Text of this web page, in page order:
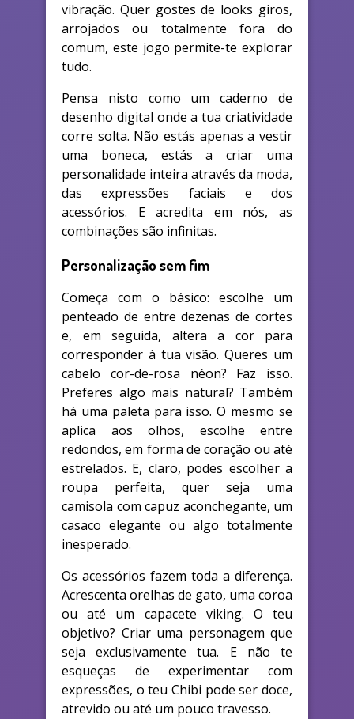
vibração. Quer gostes de looks giros,
arrojados ou totalmente fora do
comum, este jogo permite-te explorar
tudo.
Pensa nisto como um caderno de
desenho digital onde a tua criatividade
corre solta. Não estás apenas a vestir
uma boneca, estás a criar uma
personalidade inteira através da moda,
das expressões faciais e dos
acessórios. E acredita em nós, as
combinações são infinitas.
Personalização sem fim
Começa com o básico: escolhe um
penteado de entre dezenas de cortes
e, em seguida, altera a cor para
corresponder à tua visão. Queres um
cabelo cor-de-rosa néon? Faz isso.
Preferes algo mais natural? Também
há uma paleta para isso. O mesmo se
aplica aos olhos, escolhe entre
redondos, em forma de coração ou até
estrelados. E, claro, podes escolher a
roupa perfeita, quer seja uma
camisola com capuz aconchegante, um
casaco elegante ou algo totalmente
inesperado.
Os acessórios fazem toda a diferença.
Acrescenta orelhas de gato, uma coroa
ou até um capacete viking. O teu
objetivo? Criar uma personagem que
seja exclusivamente tua. E não te
esqueças de experimentar com
expressões, o teu Chibi pode ser doce,
atrevido ou até um pouco travesso.